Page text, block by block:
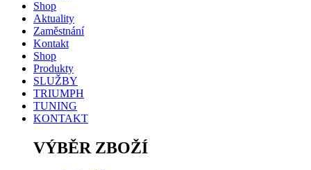
Shop
Aktuality
Zaměstnání
Kontakt
Shop
Produkty
SLUŽBY
TRIUMPH
TUNING
KONTAKT
VÝBĚR ZBOŽÍ